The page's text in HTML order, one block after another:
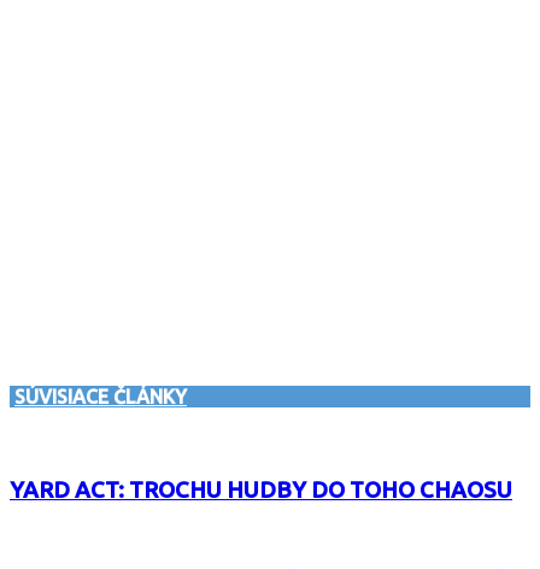
SÚVISIACE ČLÁNKY
YARD ACT: TROCHU HUDBY DO TOHO CHAOSU